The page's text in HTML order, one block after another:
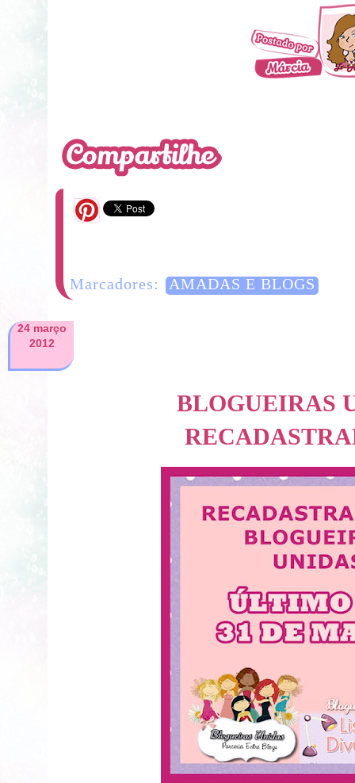
Marcadores: AMADAS E BLOGS
24 março
2012
BLOGUEIRAS